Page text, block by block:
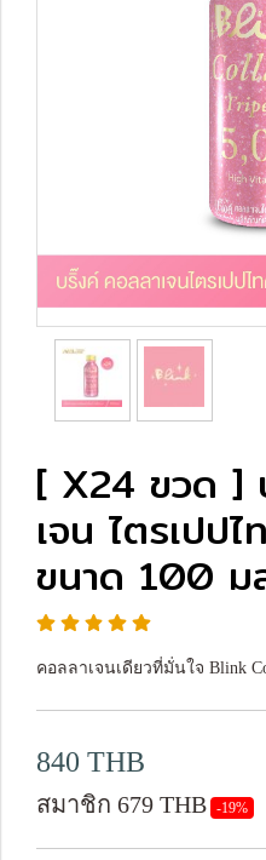
[ X24 ขวด ]
เจน ไตรเปป
ขนาด 100 ม
คอลลาเจนเดียวที่มั่นใจ Blink
840 THB
สมาชิก 679 THB -19%